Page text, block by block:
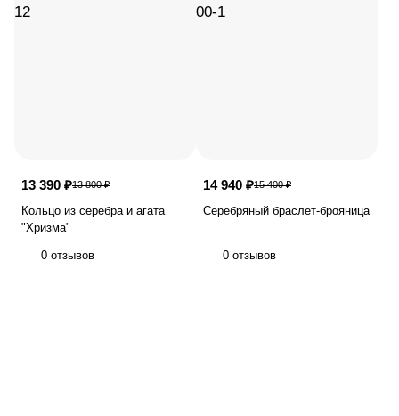
13 390 ₽13 800 ₽
Кольцо из серебра и агата
"Хризма"
0 отзывов
14 940 ₽15 400 ₽
Серебряный браслет-брояница
0 отзывов